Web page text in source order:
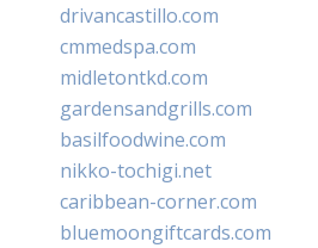
drivancastillo.com
cmmedspa.com
midletontkd.com
gardensandgrills.com
basilfoodwine.com
nikko-tochigi.net
caribbean-corner.com
bluemoongiftcards.com